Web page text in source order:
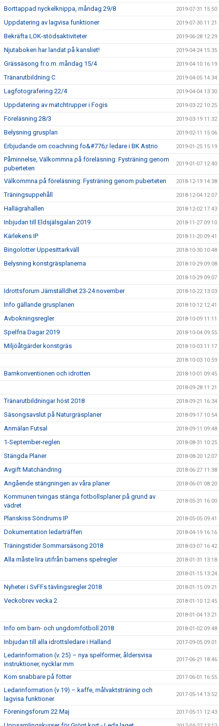
Borttappad nyckelknippa, måndag 29/8 2019-07-31 15:50
Uppdatering av lagvisa funktioner 2019-07-30 11:21
Bekräfta LOK-stödsaktiviteter 2019-06-28 12:29
Njutaboken har landat på kansliet! 2019-04-24 15:35
Grässäsong fr.o.m. måndag 15/4 2019-04-10 16:19
Tränarutbildning C 2019-04-05 14:34
Lagfotografering 22/4 2019-04-04 13:30
Uppdatering av matchtrupper i Fogis 2019-03-22 10:25
Föreläsning 28/3 2019-03-19 11:32
Belysning grusplan 2019-02-11 15:06
Erbjudande om coachning fo&#776;r ledare i BK Astrio 2019-01-25 15:19
Påminnelse, Välkommna på föreläsning: Fysträning genom
puberteten
2019-01-07 12:40
Välkommna på föreläsning: Fysträning genom puberteten 2018-12-19 14:38
Träningsuppehåll 2018-12-04 12:07
Hallägrahallen 2018-12-02 17:43
Inbjudan till Eldsjälsgalan 2019 2018-11-27 09:10
Kärlekens IP 2018-11-20 09:41
Bingolotter Uppesittarkväll 2018-10-30 10:48
Belysning konstgräsplanerna 2018-10-29 09:08
2018-10-29 09:07
Idrottsforum Jämställdhet 23-24 november 2018-10-22 13:03
Info gällande grusplanen 2018-10-12 12:41
Avbokningsregler 2018-10-09 11:11
Spelfria Dagar 2019 2018-10-04 09:55
Miljöåtgärder konstgräs 2018-10-03 11:17
2018-10-03 10:59
Barnkonventionen och idrotten 2018-10-01 09:45
2018-09-28 11:21
Tränarutbildningar höst 2018 2018-09-21 16:34
Säsongsavslut på Naturgräsplaner 2018-09-17 10:54
Anmälan Futsal 2018-09-11 09:48
1-September-reglen 2018-08-31 10:25
Stängda Planer 2018-08-20 12:07
Avgift Matchändring 2018-06-27 11:38
Angående stängningen av våra planer 2018-06-01 08:20
Kommunen tvingas stänga fotbollsplaner på grund av
vädret
2018-05-31 16:00
Planskiss Söndrums IP 2018-05-05 09:41
Dokumentation ledarträffen 2018-04-19 16:16
Träningstider Sommarsäsong 2018 2018-03-07 16:42
Alla måste lira utifrån barnens spelregler 2018-01-31 13:18
2018-01-15 13:24
Nyheter i SvFFs tävlingsregler 2018 2018-01-15 09:21
Veckobrev vecka 2 2018-01-10 12:45
2018-01-04 13:21
Info om barn- och ungdomfotboll 2018 2018-01-02 09:48
Inbjudan till alla idrottsledare i Halland 2017-09-05 09:01
Ledarinformation (v. 25) – nya spelformer, åldersvisa
instruktioner, nycklar mm
2017-06-21 18:46
Kom snabbare på fötter 2017-06-01 16:55
Ledarinformation (v 19) – kaffe, målvaktsträning och
lagvisa funktioner
2017-05-14 13:52
Föreningsforum 22 Maj 2017-05-11 12:43